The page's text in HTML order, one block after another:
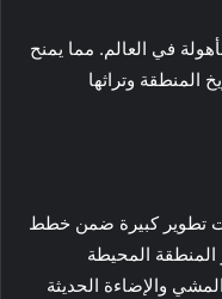
في العالم. مما يمنح
المنطقة وتراثها
تطوير كبيرة ضمن خطط
المحيطة
والإضاءة الحديثة